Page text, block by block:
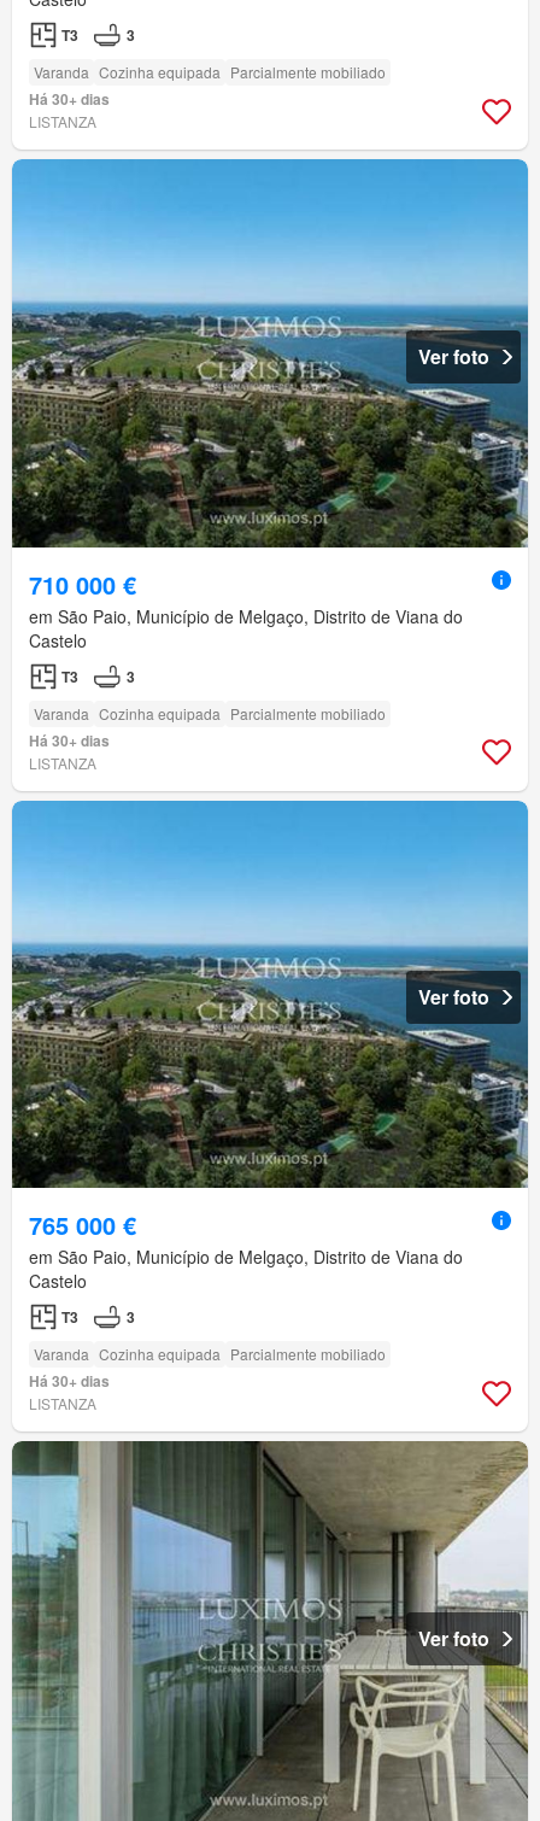
T3 3
Varanda Cozinha equipada Parcialmente mobiliado
Há 30+ dias
LISTANZA
Ver foto
710 000 €
em São Paio, Município de Melgaço, Distrito de Viana do
Castelo
T3 3
Varanda Cozinha equipada Parcialmente mobiliado
Há 30+ dias
LISTANZA
Ver foto
765 000 €
em São Paio, Município de Melgaço, Distrito de Viana do
Castelo
T3 3
Varanda Cozinha equipada Parcialmente mobiliado
Há 30+ dias
LISTANZA
Ver foto